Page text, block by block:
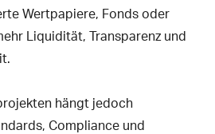
Wertpapiere, Fonds oder
Liquidität, Transparenz und
hängt jedoch
Compliance und